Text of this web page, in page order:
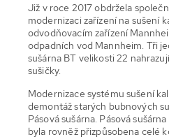
Již v roce 2017 obdržela
modernizaci zařízení na sušení
odvodňovacím zařízení
odpadních vod Mannheim. Tři
sušárna BT velikosti 22
sušičky.
Modernizace systému sušení
demontáž starých bubnových
Pásová sušárna. Pásová
byla rovněž přizpůsobena celé